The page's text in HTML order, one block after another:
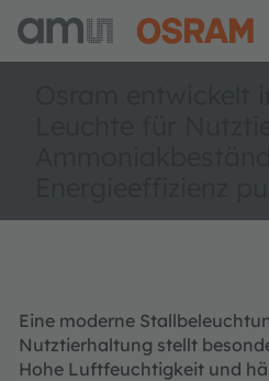
Eine moderne
Nutztierhaltung stellt
Hohe Luftfeuchtigkeit und